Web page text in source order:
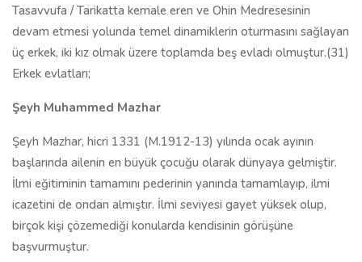
Tasavvufa / Tarikatta kemale eren ve Ohin Medresesinin
devam etmesi yolunda temel dinamiklerin oturmasını sağlayan
üç erkek, iki kız olmak üzere toplamda beş evladı olmuştur.(31)
Erkek evlatları;
Şeyh Muhammed Mazhar
Şeyh Mazhar, hicri 1331 (M.1912-13) yılında ocak ayının
başlarında ailenin en büyük çocuğu olarak dünyaya gelmiştir.
İlmi eğitiminin tamamını pederinin yanında tamamlayıp, ilmi
icazetini de ondan almıştır. İlmi seviyesi gayet yüksek olup,
birçok kişi çözemediği konularda kendisinin görüşüne
başvurmuştur.